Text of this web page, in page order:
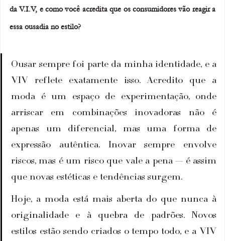
da V.I.V, e como você acredita que os consumidores vão reagir a
essa ousadia no estilo?
Ousar sempre foi parte da minha identidade, e a
VIV reflete exatamente isso. Acredito que a
moda é um espaço de experimentação, onde
arriscar em combinações inovadoras não é
apenas um diferencial, mas uma forma de
expressão autêntica. Inovar sempre envolve
riscos, mas é um risco que vale a pena — é assim
que novas estéticas e tendências surgem.
Hoje, a moda está mais aberta do que nunca à
originalidade e à quebra de padrões. Novos
estilos estão sendo criados o tempo todo, e a VIV